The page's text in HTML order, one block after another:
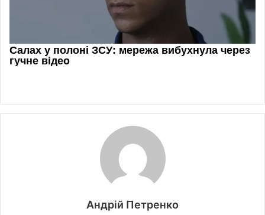
Андрій Петренко